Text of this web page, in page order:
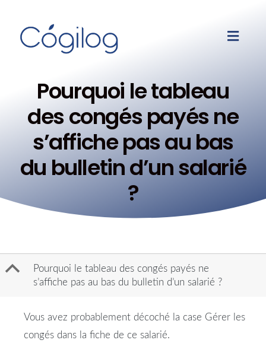
Pourquoi le tableau
des congés payés ne
s’affiche pas au bas
du bulletin d’un salarié
?
B
Pourquoi le tableau des congés payés ne
s’affiche pas au bas du bulletin d’un salarié ?
Vous avez probablement décoché la case Gérer les
congés dans la fiche de ce salarié.